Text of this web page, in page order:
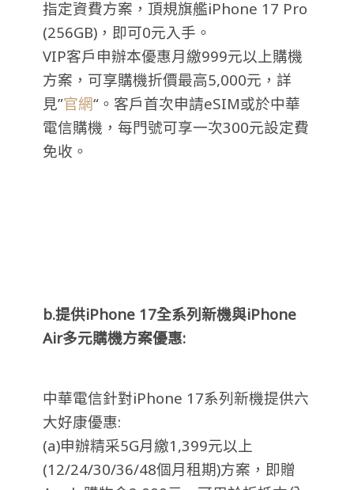
指定資費方案，頂規旗艦iPhone 17 Pro
(256GB)，即可0元入手。
VIP客戶申辦本優惠月繳999元以上購機
方案，可享購機折價最高5,000元，詳
見”官網“。客戶首次申請eSIM或於中華
電信購機，每門號可享一次300元設定費
免收。
b.提供iPhone 17全系列新機與iPhone
Air多元購機方案優惠:
中華電信針對iPhone 17系列新機提供六
大好康優惠:
(a)申辦精采5G月繳1,399元以上
(12/24/30/36/48個月租期)方案，即贈